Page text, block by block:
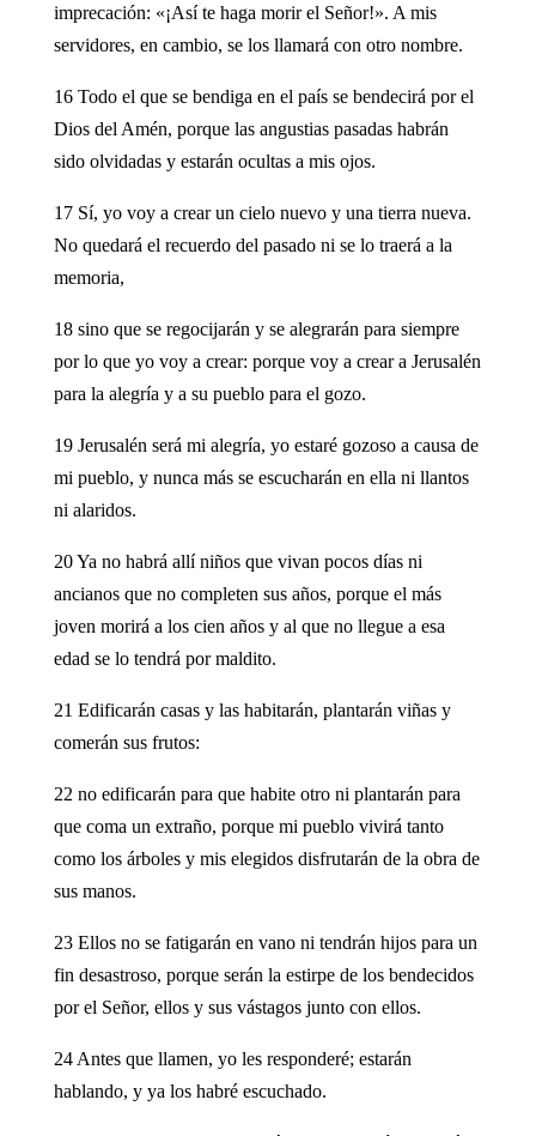
imprecación: «¡Así te haga morir el Señor!». A mis
servidores, en cambio, se los llamará con otro nombre.
16 Todo el que se bendiga en el país se bendecirá por el
Dios del Amén, porque las angustias pasadas habrán
sido olvidadas y estarán ocultas a mis ojos.
17 Sí, yo voy a crear un cielo nuevo y una tierra nueva.
No quedará el recuerdo del pasado ni se lo traerá a la
memoria,
18 sino que se regocijarán y se alegrarán para siempre
por lo que yo voy a crear: porque voy a crear a Jerusalén
para la alegría y a su pueblo para el gozo.
19 Jerusalén será mi alegría, yo estaré gozoso a causa de
mi pueblo, y nunca más se escucharán en ella ni llantos
ni alaridos.
20 Ya no habrá allí niños que vivan pocos días ni
ancianos que no completen sus años, porque el más
joven morirá a los cien años y al que no llegue a esa
edad se lo tendrá por maldito.
21 Edificarán casas y las habitarán, plantarán viñas y
comerán sus frutos:
22 no edificarán para que habite otro ni plantarán para
que coma un extraño, porque mi pueblo vivirá tanto
como los árboles y mis elegidos disfrutarán de la obra de
sus manos.
23 Ellos no se fatigarán en vano ni tendrán hijos para un
fin desastroso, porque serán la estirpe de los bendecidos
por el Señor, ellos y sus vástagos junto con ellos.
24 Antes que llamen, yo les responderé; estarán
hablando, y ya los habré escuchado.